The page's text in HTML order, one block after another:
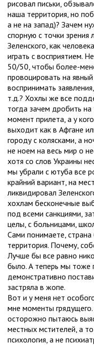
рисовал письки,
наша территория, но
а не на запад)? Зачем
спорную с точки зрения
Зеленского, как
играть с восприятием.
50/50, чтобы более-
провоцировать на
воспринимать
т.д.? Хохлы же все
тогда зачем дробить на
момент прилета, а у
выходит как в Афгане
городу с колясками, а
не ноем на весь мир о
хотя со слов Украины
мы убрали с ютуба все
крайний вариант, на
ликвидировал
хохлам бесконечные
под всеми санкциями,
целы, с больницами,
Сами понимаете, страна
территория. Почему,
Лучше бы все равно
было. А теперь мы тоже
демонстративно
застряла в жопе.
Вот и у меня нет
мне моменты
осторожно пытаюсь
местных мстителей, а
психология, а не